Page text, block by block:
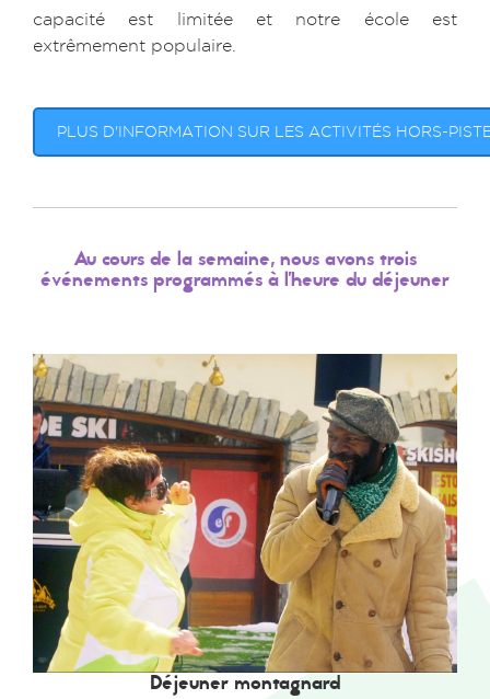
capacité est limitée et notre école est
extrêmement populaire.
PLUS D'INFORMATION SUR LES ACTIVITÉS HORS-
Au cours de la semaine, nous avons trois
événements programmés à l'heure du déjeuner
Déjeuner montagnard